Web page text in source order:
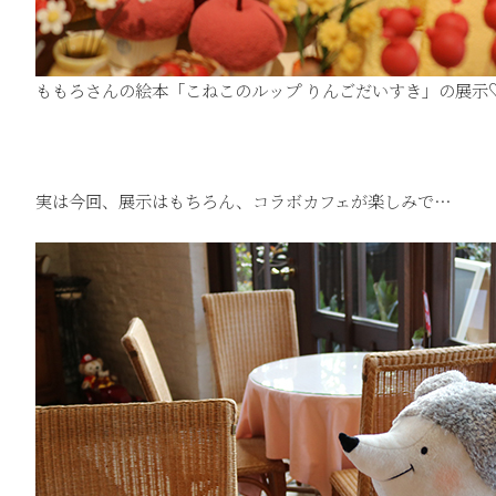
ももろさんの絵本「こねこのルップ りんごだいすき」の展
実は今回、展示はもちろん、コラボカフェが楽しみで…